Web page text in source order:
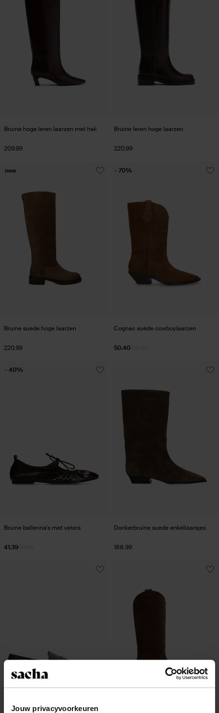
Jouw privacyvoorkeuren
Bruine hoge leren laarzen met hak
209.99
Bruine leren hoge laarzen
220.99
Bruine suède hoge laarzen
220.99
new
Cognac suède cowboylaarzen
50.40
- 70%
Bruine ballerina's met veters
41.39
- 40%
Donkerbruine suède enkellaarsjes
188.99